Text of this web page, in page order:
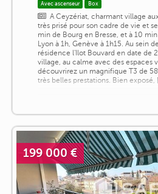
Avec ascenseur
Box
A Ceyzériat, charmant village
très prisé pour son cadre de vie et
min de Bourg en Bresse, et à 10
Lyon à 1h, Genève à 1h15. Au sein
résidence l'Ilot Bouvard en date de
village, au calme avec des espaces
découvrirez un magnifique T3 de
très belles prestations. Bien exposé,
199 000 €